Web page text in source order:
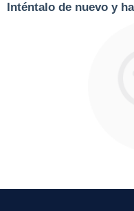
Inténtalo de nuevo y